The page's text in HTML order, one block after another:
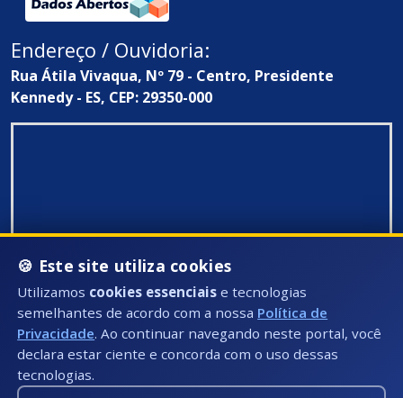
Endereço / Ouvidoria:
Rua Átila Vivaqua, Nº 79 - Centro, Presidente
Kennedy - ES, CEP: 29350-000
🍪 Este site utiliza cookies
Utilizamos cookies essenciais e tecnologias
semelhantes de acordo com a nossa Política de
Privacidade. Ao continuar navegando neste portal, você
declara estar ciente e concorda com o uso dessas
tecnologias.